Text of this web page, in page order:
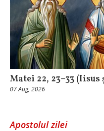
Matei 22, 23–33
07 Aug, 2026
Apostolul zilei